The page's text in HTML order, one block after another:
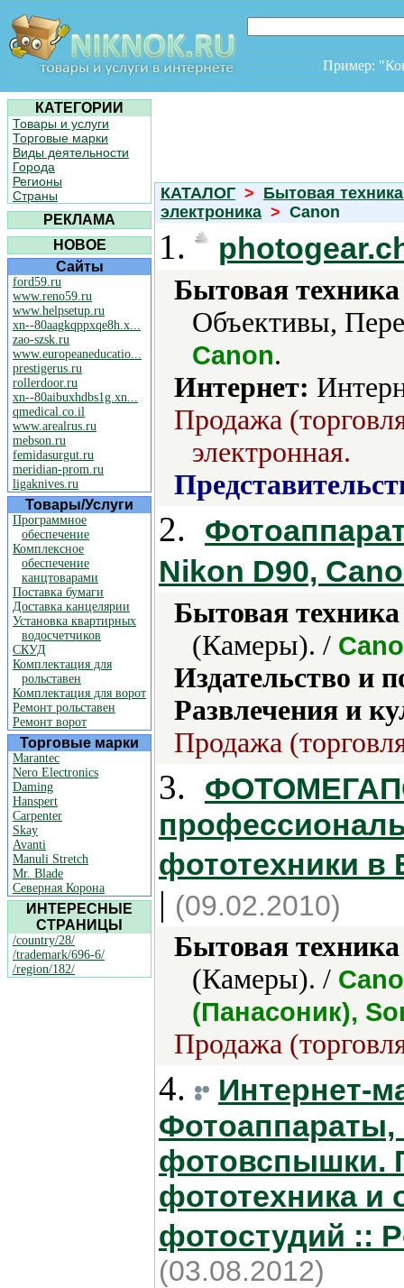
Пример:
КАТЕГОРИИ
Товары и услуги
Торговые марки
Виды деятельности
Города
Регионы
Страны
РЕКЛАМА
НОВОЕ
Сайты
ford59.ru
www.reno59.ru
www.helpsetup.ru
xn--80aagkqppxqe8h.x...
zao-szsk.ru
www.europeaneducatio...
prestigerus.ru
rollerdoor.ru
xn--80aibuxhdbs1g.xn...
qmedical.co.il
www.arealrus.ru
mebson.ru
femidasurgut.ru
meridian-prom.ru
ligaknives.ru
Товары/Услуги
Программное
обеспечение
Комплексное
обеспечение
канцтоварами
Поставка бумаги
Доставка канцелярии
Установка квартирных
водосчетчиков
СКУД
Комплектация для
рольставен
Комплектация для ворот
Ремонт рольставен
Ремонт ворот
Торговые марки
Marantec
Nero Electronics
Daming
Hanspert
Carpenter
Skay
Avanti
Manuli Stretch
Mr. Blade
Северная Корона
ИНТЕРЕСНЫЕ
СТРАНИЦЫ
/country/28/
/trademark/696-6/
/region/182/
КАТАЛОГ > Бытовая
электроника > Canon
1.
Бытовая
Объективы,
Canon.
Интернет:
Продажа
электронная.
2.
Nikon D90,
Бытовая
(Камеры). /
Издательство и
Развлечения и
Продажа
3.
фототехники в
| (09.02.2010)
Бытовая
(Камеры). /
(Панасоник),
Продажа
4.
Интернет-
фотовспышки.
фототехника и
фотостудий ::
(03.08.2012)